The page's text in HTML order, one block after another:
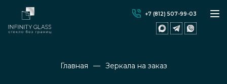
+7 (812) 507-99-03
Главная Зеркала на заказ